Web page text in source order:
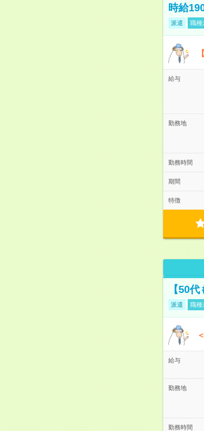
時給
派遣 職種
給与
勤務地
勤務時間
期間
特徴
【50
派遣 職種
給与
勤務地
勤務時間